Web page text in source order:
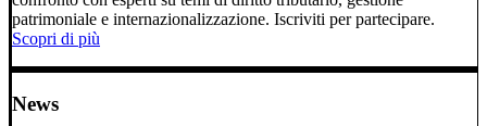
patrimoniale e internazionalizzazione. Iscriviti per partecipare.
Scopri di più
News